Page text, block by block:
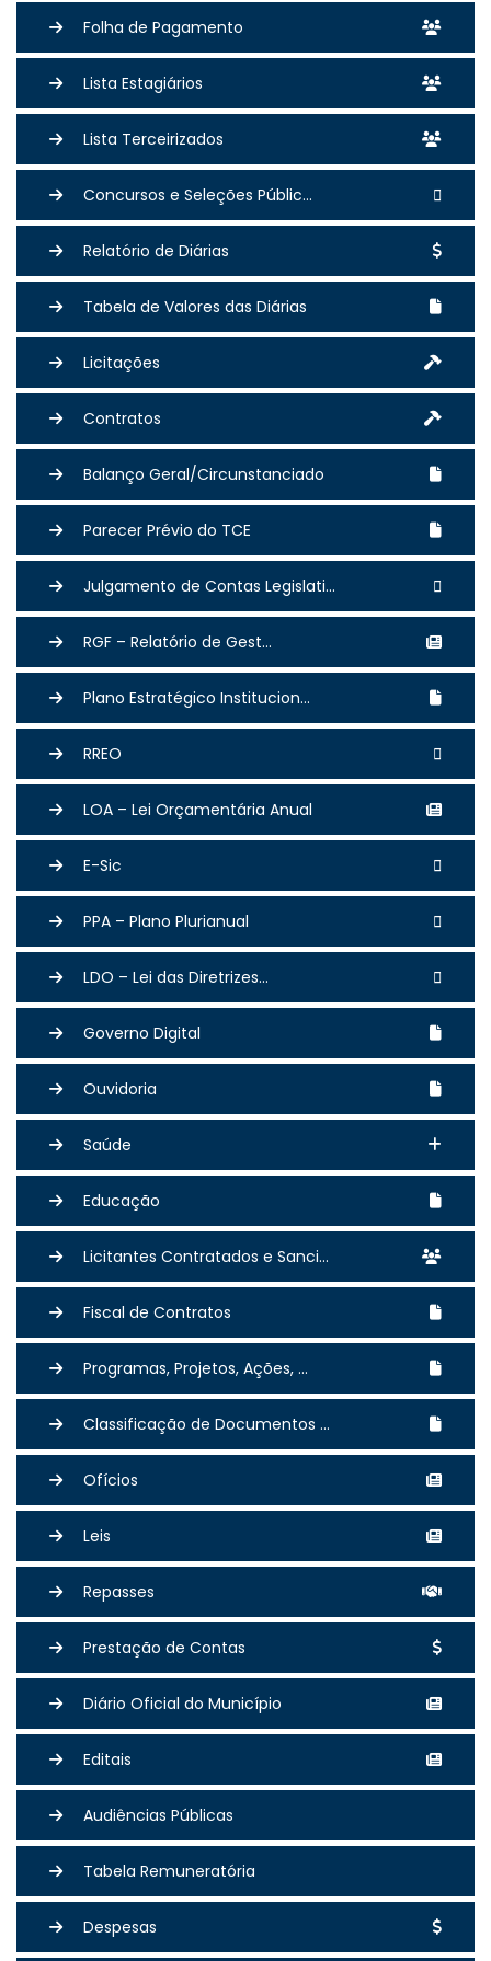
Folha de Pagamento
Lista Estagiários
Lista Terceirizados
Concursos e Seleções Públic...
Relatório de Diárias
Tabela de Valores das Diárias
Licitações
Contratos
Balanço Geral/Circunstanciado
Parecer Prévio do TCE
Julgamento de Contas Legislati...
RGF – Relatório de Gest...
Plano Estratégico Institucion...
RREO
LOA – Lei Orçamentária Anual
E-Sic
PPA – Plano Plurianual
LDO – Lei das Diretrizes...
Governo Digital
Ouvidoria
Saúde
Educação
Licitantes Contratados e Sanci...
Fiscal de Contratos
Programas, Projetos, Ações, ...
Classificação de Documentos ...
Ofícios
Leis
Repasses
Prestação de Contas
Diário Oficial do Município
Editais
Audiências Públicas
Tabela Remuneratória
Despesas